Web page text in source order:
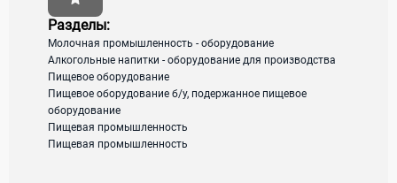
Ейское шоссе д.2
загрузка карты...
Разделы:
Молочная промышленность - оборудование
Алкогольные напитки - оборудование для производства
Пищевое оборудование
Пищевое оборудование б/у, подержанное пищевое
оборудование
Пищевая промышленность
Пищевая промышленность